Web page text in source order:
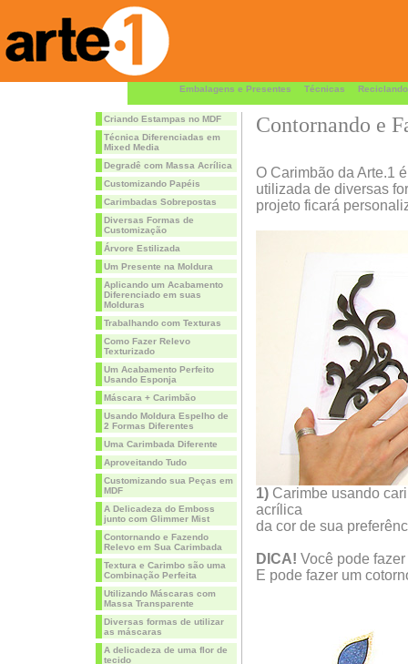
Embalagens e Presentes Técnicas Reciclando
Criando Estampas no MDF
Técnica Diferenciadas em
Mixed Media
Degradê com Massa Acrílica
Customizando Papéis
Carimbadas Sobrepostas
Diversas Formas de
Customização
Árvore Estilizada
Um Presente na Moldura
Aplicando um Acabamento
Diferenciado em suas
Molduras
Trabalhando com Texturas
Como Fazer Relevo
Texturizado
Um Acabamento Perfeito
Usando Esponja
Máscara + Carimbão
Usando Moldura Espelho de
2 Formas Diferentes
Uma Carimbada Diferente
Aproveitando Tudo
Customizando sua Peças em
MDF
A Delicadeza do Emboss
junto com Glimmer Mist
Contornando e Fazendo
Relevo em Sua Carimbada
Textura e Carimbo são uma
Combinação Perfeita
Utilizando Máscaras com
Massa Transparente
Diversas formas de utilizar
as máscaras
A delicadeza de uma flor de
tecido
Contornando e
O Carimbão da Arte.1
utilizada de diversas
projeto ficará
1) Carimbe usando
acrílica
da cor de sua
DICA! Você pode
E pode fazer um